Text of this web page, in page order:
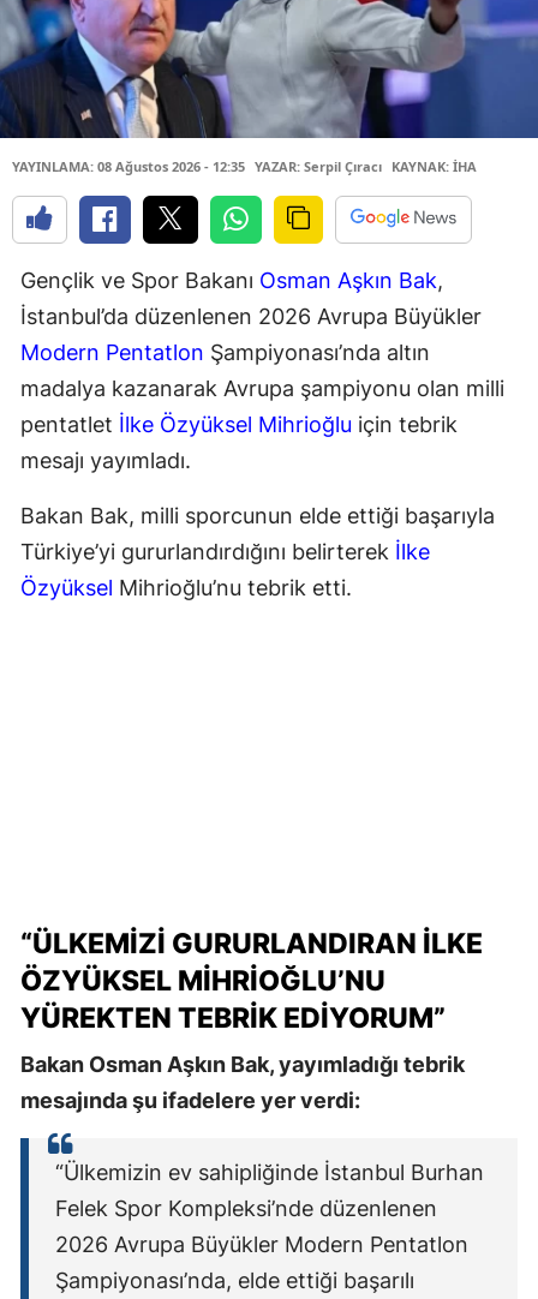
YAYINLAMA: 08 Ağustos 2026 - 12:35 YAZAR: Serpil Çıracı KAYNAK: İHA
Gençlik ve Spor Bakanı Osman Aşkın Bak,
İstanbul’da düzenlenen 2026 Avrupa Büyükler
Modern Pentatlon Şampiyonası’nda altın
madalya kazanarak Avrupa şampiyonu olan milli
pentatlet İlke Özyüksel Mihrioğlu için tebrik
mesajı yayımladı.
Bakan Bak, milli sporcunun elde ettiği başarıyla
Türkiye’yi gururlandırdığını belirterek İlke
Özyüksel Mihrioğlu’nu tebrik etti.
“ÜLKEMİZİ GURURLANDIRAN İLKE
ÖZYÜKSEL MİHRİOĞLU’NU
YÜREKTEN TEBRİK EDİYORUM”
Bakan Osman Aşkın Bak, yayımladığı tebrik
mesajında şu ifadelere yer verdi:
“Ülkemizin ev sahipliğinde İstanbul Burhan
Felek Spor Kompleksi’nde düzenlenen
2026 Avrupa Büyükler Modern Pentatlon
Şampiyonası’nda, elde ettiği başarılı